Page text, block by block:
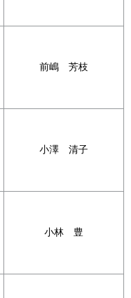
前嶋 芳枝
小澤 清子
小林 豊